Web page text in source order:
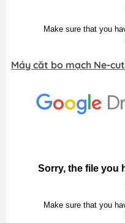
Máy căt bo mạch Ne-cut